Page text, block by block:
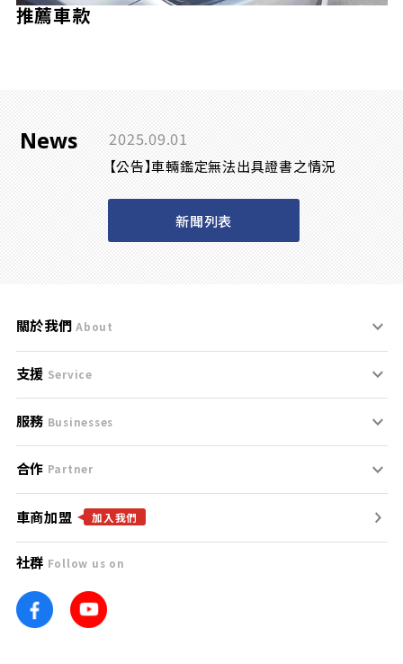
推薦車款
News 2025.09.01
【公告】車輛鑑定無法出具證書之情況
新聞列表
關於我們 About
刊登規範
服務條款
免責聲明
隱私權政策
團隊
車訊網
支援 Service
支援中心
聯絡我們
服務 Businesses
什麼是Goo鑑定？
找好車
找好店
找海外車
合作 Partner
合作夥伴
廣告合作
車商加盟 加入我們
社群 Follow us on